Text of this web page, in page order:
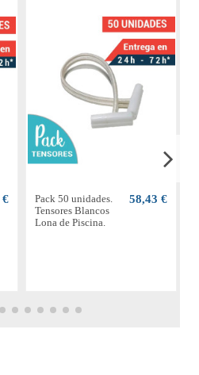
€
Pack 50 unidades.
Tensores Blancos
Lona de Piscina.
58,43 €